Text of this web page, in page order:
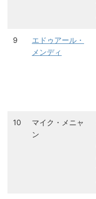
9
エドゥアール・
メンディ
10
マイク・メニャ
ン